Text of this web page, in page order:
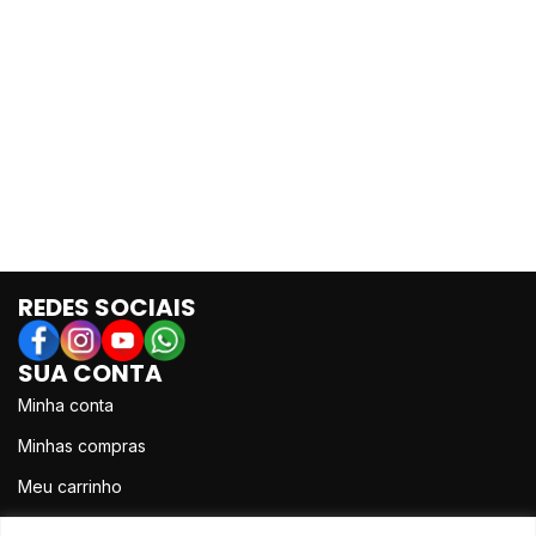
REDES SOCIAIS
SUA CONTA
Minha conta
Minhas compras
Meu carrinho